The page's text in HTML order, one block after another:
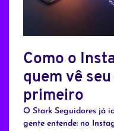
Como o
quem vê
primeiro
O Stark Seguidores já
gente entende: no